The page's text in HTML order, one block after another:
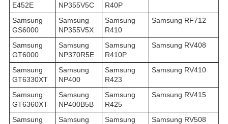
E452E
NP355V5C
R40P
Samsung
GS6000
Samsung
NP355V5X
Samsung
R410
Samsung RF712
Samsung
GT6000
Samsung
NP370R5E
Samsung
R410P
Samsung RV408
Samsung
GT6330XT
Samsung
NP400
Samsung
R423
Samsung RV410
Samsung
GT6360XT
Samsung
NP400B5B
Samsung
R425
Samsung RV415
Samsung
Samsung
Samsung
Samsung RV508